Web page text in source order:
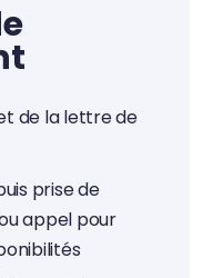
de la lettre de
prise de
appel pour